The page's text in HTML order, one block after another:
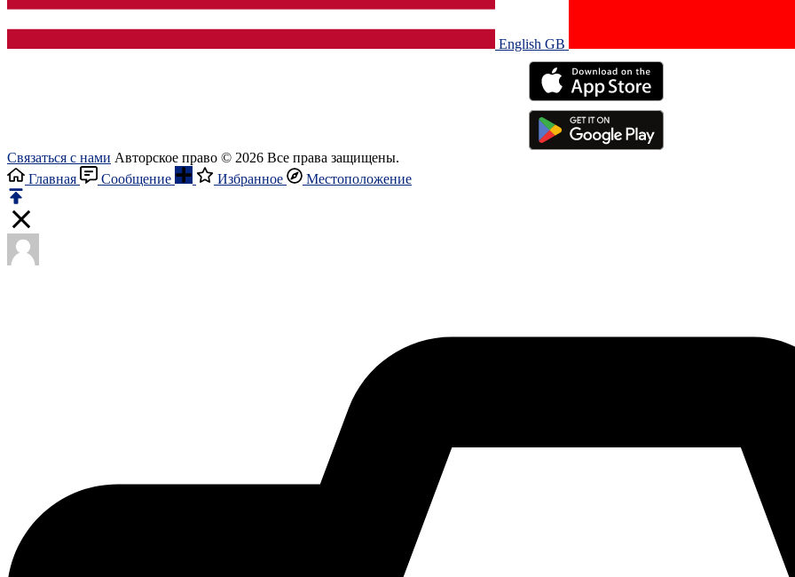
English GB‎
Связаться с нами Авторское право © 2026 Все права защищены.
Главная
Сообщение Избранное Местоположение